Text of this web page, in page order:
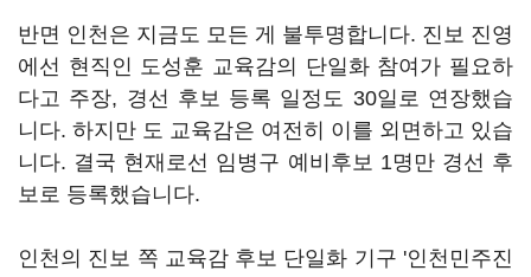
반면 인천은 지금도 모든 게 불투명합니다. 진보 진영
에선 현직인 도성훈 교육감의 단일화 참여가 필요하
다고 주장, 경선 후보 등록 일정도 30일로 연장했습
니다. 하지만 도 교육감은 여전히 이를 외면하고 있습
니다. 결국 현재로선 임병구 예비후보 1명만 경선 후
보로 등록했습니다.
인천의 진보 쪽 교육감 후보 단일화 기구 '인천민주진